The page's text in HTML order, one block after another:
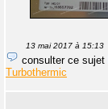
13 mai 2017 à 15:13
consulter ce sujet
Turbothermic